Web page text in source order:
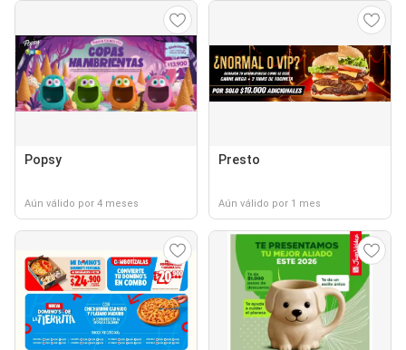
Popsy
Aún válido por 4 meses
Presto
Aún válido por 1 mes